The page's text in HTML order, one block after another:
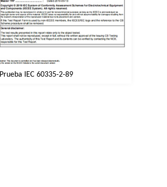
Prueba IEC 60335-2-89